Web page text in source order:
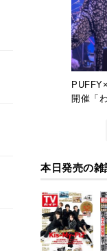
開催「
本日発売の雑